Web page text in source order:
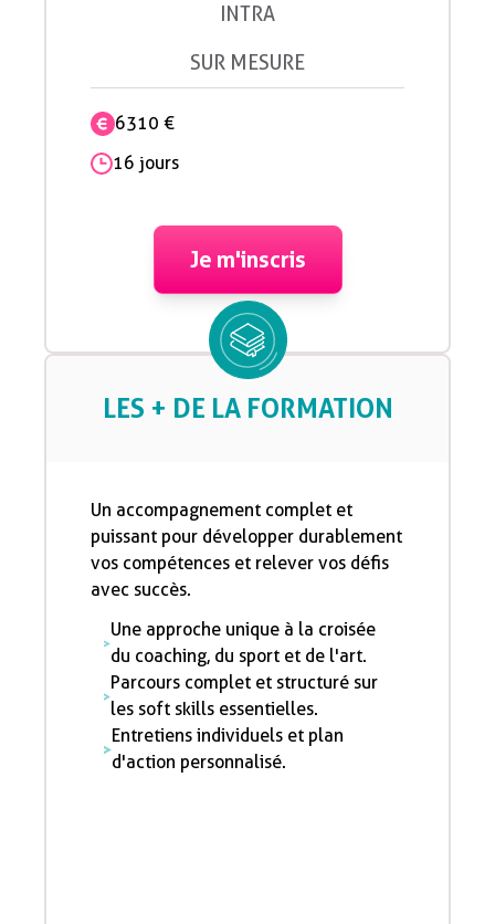
INTRA
SUR MESURE
6310 €
16 jours
Je m'inscris
LES + DE LA FORMATION
Un accompagnement complet et
puissant pour développer durablement
vos compétences et relever vos défis
avec succès.
Une approche unique à la croisée
du coaching, du sport et de l'art.
Parcours complet et structuré sur
les soft skills essentielles.
Entretiens individuels et plan
d'action personnalisé.